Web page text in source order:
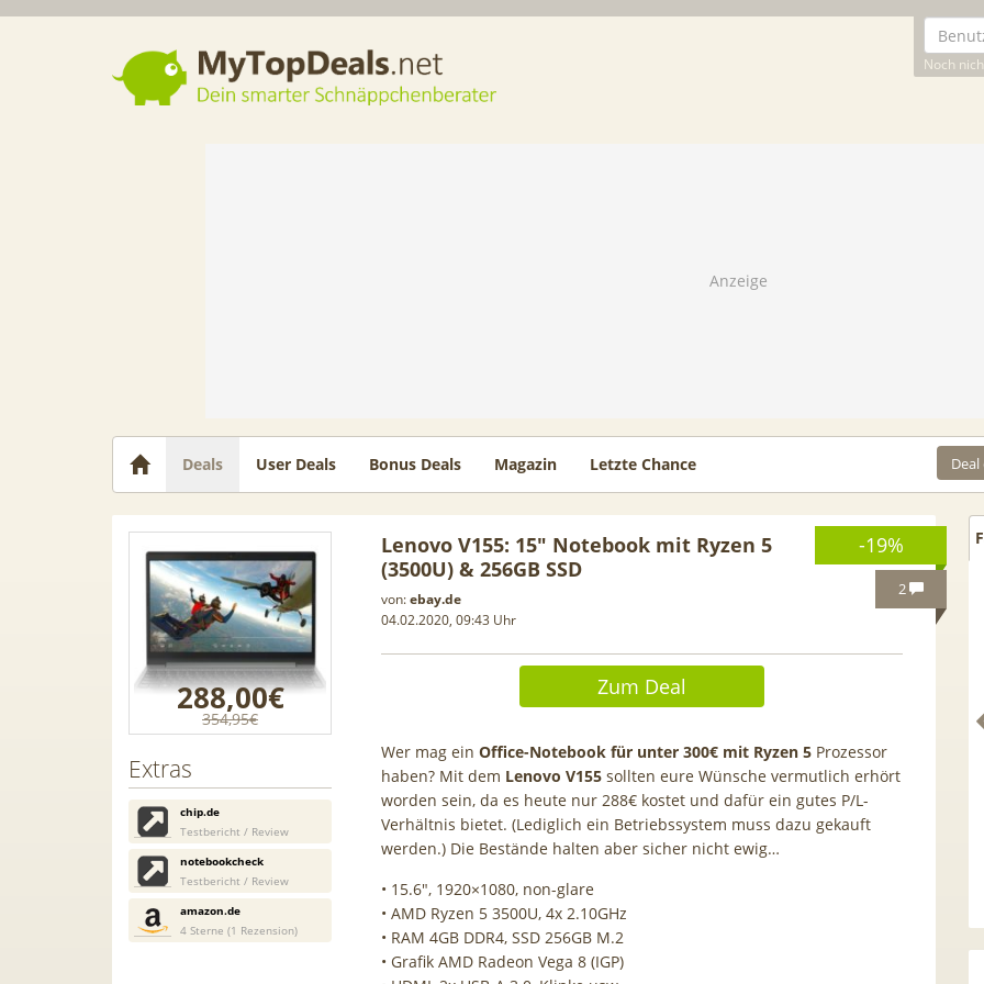
Noch
Dein smarter Schnäppchenberater
Deals User Deals Bonus Deals Magazin Letzte Chance
-19%
2
288,00€
354,95€
Extras
chip.de
Testbericht / Review
notebookcheck
Testbericht / Review
amazon.de
4 Sterne (1 Rezension)
Lenovo V155: 15″ Notebook mit Ryzen 5
(3500U) & 256GB SSD
von:ebay.de
04.02.2020, 09:43 Uhr
Zum Deal
Wer mag ein Office-Notebook für unter 300€ mit Ryzen 5 Prozessor
haben? Mit dem Lenovo V155 sollten eure Wünsche vermutlich erhört
worden sein, da es heute nur 288€ kostet und dafür ein gutes P/L-
Verhältnis bietet. (Lediglich ein Betriebssystem muss dazu gekauft
werden.) Die Bestände halten aber sicher nicht ewig…
• 15.6″, 1920×1080, non-glare
• AMD Ryzen 5 3500U, 4x 2.10GHz
• RAM 4GB DDR4, SSD 256GB M.2
• Grafik AMD Radeon Vega 8 (IGP)
50€ Wechselbonus! 🎉 50GB 5G
Vodafone Allnet für 7,99€ mtl.
| 0,00€ Anschlusskosten | eff.
TV-Sender (280 in HD) via
waipu.tv Perfect Plus ab 9€
mtl.
Luftentfeuchten | 9.000